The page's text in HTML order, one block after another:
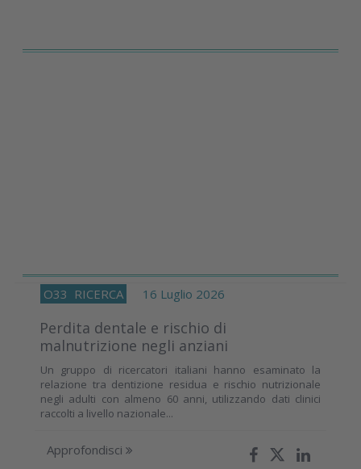
O33 RICERCA 16 Luglio 2026
Perdita dentale e rischio di
malnutrizione negli anziani
Un gruppo di ricercatori italiani hanno esaminato la
relazione tra dentizione residua e rischio nutrizionale
negli adulti con almeno 60 anni, utilizzando dati clinici
raccolti a livello nazionale...
Approfondisci